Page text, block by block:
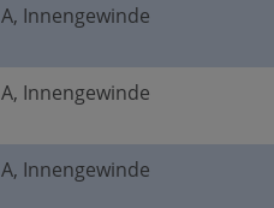
A, Innengewinde
A, Innengewinde
A, Innengewinde